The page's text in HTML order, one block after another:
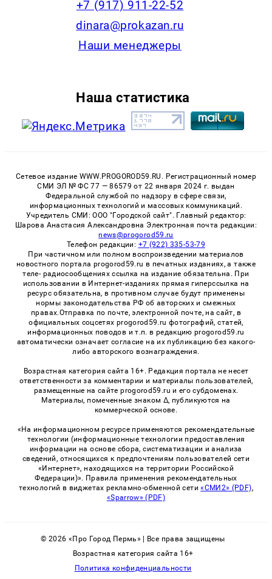
+7 (917) 911-22-52
dinara@prokazan.ru
Наши менеджеры
Наша статистика
Сетевое издание WWW.PROGOROD59.RU. Регистрационный номер
СМИ ЭЛ № ФС 77 — 86579 от 22 января 2024 г. выдан
Федеральной службой по надзору в сфере связи,
информационных технологий и массовых коммуникаций.
Учредитель СМИ: ООО "Городской сайт". Главный редактор:
Шарова Анастасия Александровна Электронная почта редакции:
news@progorod59.ru
Телефон редакции: +7 (922) 335-53-79
При частичном или полном воспроизведении материалов
новостного портала progorod59.ru в печатных изданиях, а также
теле- радиосообщениях ссылка на издание обязательна. При
использовании в Интернет-изданиях прямая гиперссылка на
ресурс обязательна, в противном случае будут применены
нормы законодательства РФ об авторских и смежных
правах.Отправка по почте, электронной почте, на сайт, в
официальных соцсетях progorod59.ru фотографий, статей,
информационных поводов и т.п. в редакцию progorod59.ru
автоматически означает согласие на их публикацию без какого-
либо авторского вознаграждения.
Возрастная категория сайта 16+. Редакция портала не несет
ответственности за комментарии и материалы пользователей,
размещенные на сайте progorod59.ru и его субдоменах.
Материалы, помеченные знаком Δ, публикуются на
коммерческой основе.
«На информационном ресурсе применяются рекомендательные
технологии (информационные технологии предоставления
информации на основе сбора, систематизации и анализа
сведений, относящихся к предпочтениям пользователей сети
«Интернет», находящихся на территории Российской
Федерации)». Правила применения рекомендательных
технологий в виджетах рекламно-обменной сети«СМИ2» (PDF),
«Sparrow» (PDF)
© 2026 «Про Город Пермь» | Все права защищены
Возрастная категория сайта 16+
Политика конфиденциальности